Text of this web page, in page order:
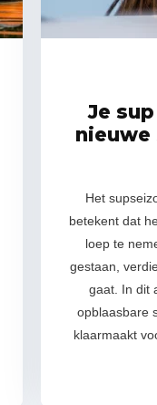
Je
nieuwe
Het
betekent dat
loep te
gestaan,
gaat. In dit
opblaasbare
klaarmaakt